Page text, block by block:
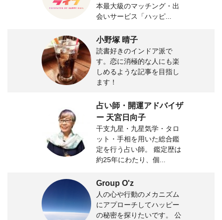
本最大級のマッチング・出
会いサービス「ハッピ...
小野塚 晴子
読書好きのインドア派で
す。恋に消極的な人にも楽
しめるような記事を目指し
ます！
占い師・開運アドバイザ
ー 天宮日向子
干支九星・九星気学・タロ
ット・手相を用いた総合鑑
定を行う占い師。 鑑定歴は
約25年にわたり、個...
Group O'z
人の心や行動のメカニズム
にアプローチしてハッピー
の秘密を探りたいです。 公